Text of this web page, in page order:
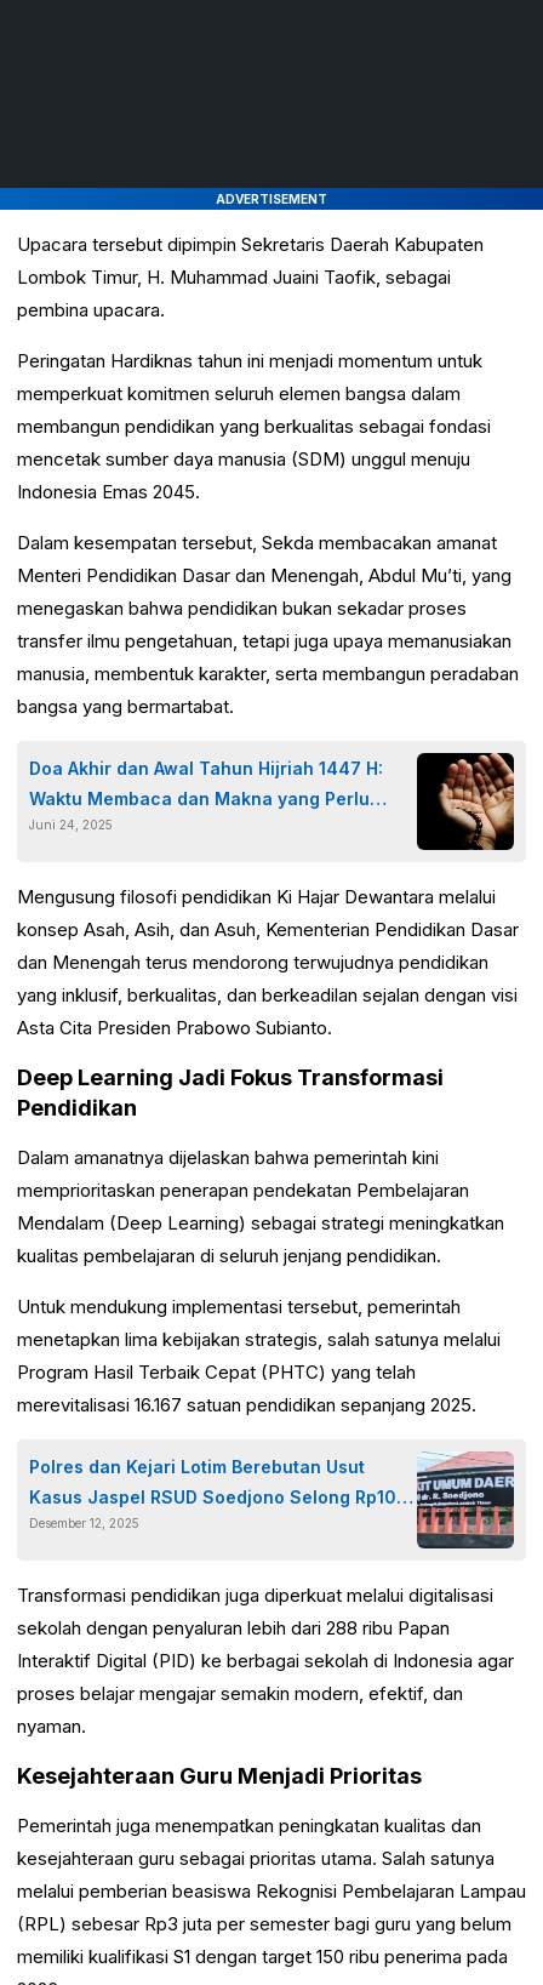
ADVERTISEMENT
Upacara tersebut dipimpin Sekretaris Daerah Kabupaten
Lombok Timur, H. Muhammad Juaini Taofik, sebagai
pembina upacara.
Peringatan Hardiknas tahun ini menjadi momentum untuk
memperkuat komitmen seluruh elemen bangsa dalam
membangun pendidikan yang berkualitas sebagai fondasi
mencetak sumber daya manusia (SDM) unggul menuju
Indonesia Emas 2045.
Dalam kesempatan tersebut, Sekda membacakan amanat
Menteri Pendidikan Dasar dan Menengah, Abdul Mu’ti, yang
menegaskan bahwa pendidikan bukan sekadar proses
transfer ilmu pengetahuan, tetapi juga upaya memanusiakan
manusia, membentuk karakter, serta membangun peradaban
bangsa yang bermartabat.
Doa Akhir dan Awal Tahun Hijriah 1447 H:
Waktu Membaca dan Makna yang Perlu
Diketahui
Juni 24, 2025
Mengusung filosofi pendidikan Ki Hajar Dewantara melalui
konsep Asah, Asih, dan Asuh, Kementerian Pendidikan Dasar
dan Menengah terus mendorong terwujudnya pendidikan
yang inklusif, berkualitas, dan berkeadilan sejalan dengan visi
Asta Cita Presiden Prabowo Subianto.
Deep Learning Jadi Fokus Transformasi
Pendidikan
Dalam amanatnya dijelaskan bahwa pemerintah kini
memprioritaskan penerapan pendekatan Pembelajaran
Mendalam (Deep Learning) sebagai strategi meningkatkan
kualitas pembelajaran di seluruh jenjang pendidikan.
Untuk mendukung implementasi tersebut, pemerintah
menetapkan lima kebijakan strategis, salah satunya melalui
Program Hasil Terbaik Cepat (PHTC) yang telah
merevitalisasi 16.167 satuan pendidikan sepanjang 2025.
Polres dan Kejari Lotim Berebutan Usut
Kasus Jaspel RSUD Soedjono Selong Rp10
Miliar
Desember 12, 2025
Transformasi pendidikan juga diperkuat melalui digitalisasi
sekolah dengan penyaluran lebih dari 288 ribu Papan
Interaktif Digital (PID) ke berbagai sekolah di Indonesia agar
proses belajar mengajar semakin modern, efektif, dan
nyaman.
Kesejahteraan Guru Menjadi Prioritas
Pemerintah juga menempatkan peningkatan kualitas dan
kesejahteraan guru sebagai prioritas utama. Salah satunya
melalui pemberian beasiswa Rekognisi Pembelajaran Lampau
(RPL) sebesar Rp3 juta per semester bagi guru yang belum
memiliki kualifikasi S1 dengan target 150 ribu penerima pada